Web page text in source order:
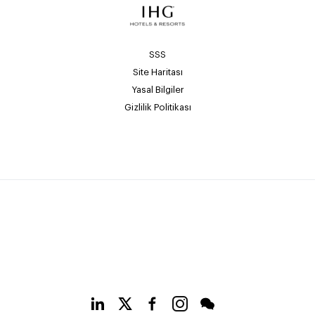
SSS
Site Haritası
Yasal Bilgiler
Gizlilik Politikası